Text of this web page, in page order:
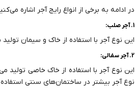
در ادامه به برخی از انواع رایج آجر اشاره
1. آجر صلب:
این نوع آجر با استفاده از خاک و سیمان
2. آجر سفالی:
این نوع آجر با استفاده از خاک خاصی
نوع آجر بیشتر در ساختمان‌های سنتی